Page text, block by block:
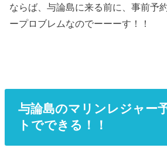
ならば、与論島に来る前に、事前予
ープロブレムなのでーーーす！！
与論島のマリンレジャー
トでできる！！